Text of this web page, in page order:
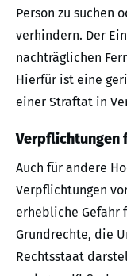
Person zu suchen
verhindern. Der
nachträglichen
Hierfür ist eine
einer Straftat in
Verpflichtungen
Auch für andere
Verpflichtungen
erhebliche Gefahr
Grundrechte, die
Rechtsstaat